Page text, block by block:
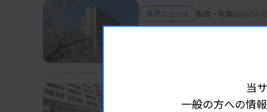
業界ニュース 制度・政策
制度・政策
当
一般の方への情